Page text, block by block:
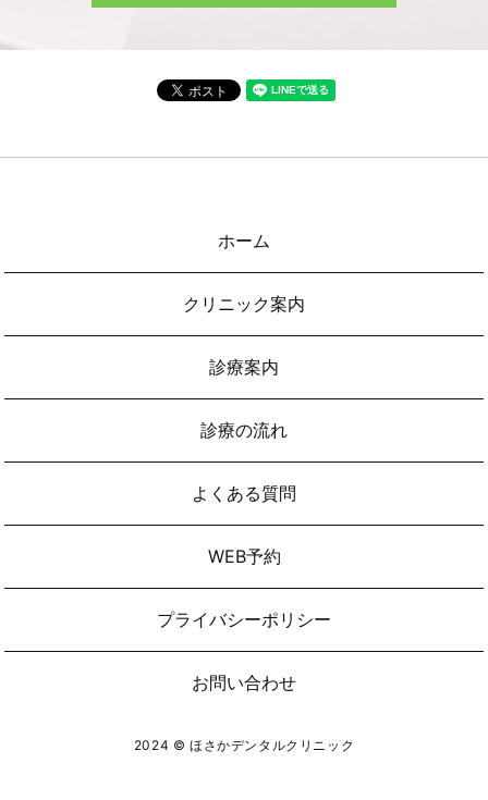
ホーム
クリニック案内
診療案内
診療の流れ
よくある質問
WEB予約
プライバシーポリシー
お問い合わせ
2024 © ほさかデンタルクリニック